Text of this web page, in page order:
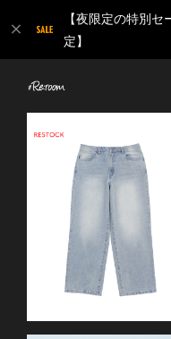
【夜限定の特別
定】